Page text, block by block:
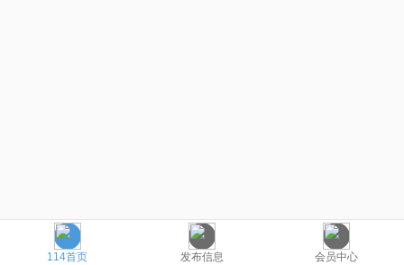
114首页 发布信息 会员中心